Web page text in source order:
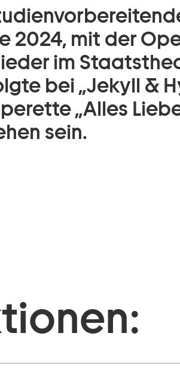
2024, mit der
im
bei „Jekyll &
„Alles
sein.